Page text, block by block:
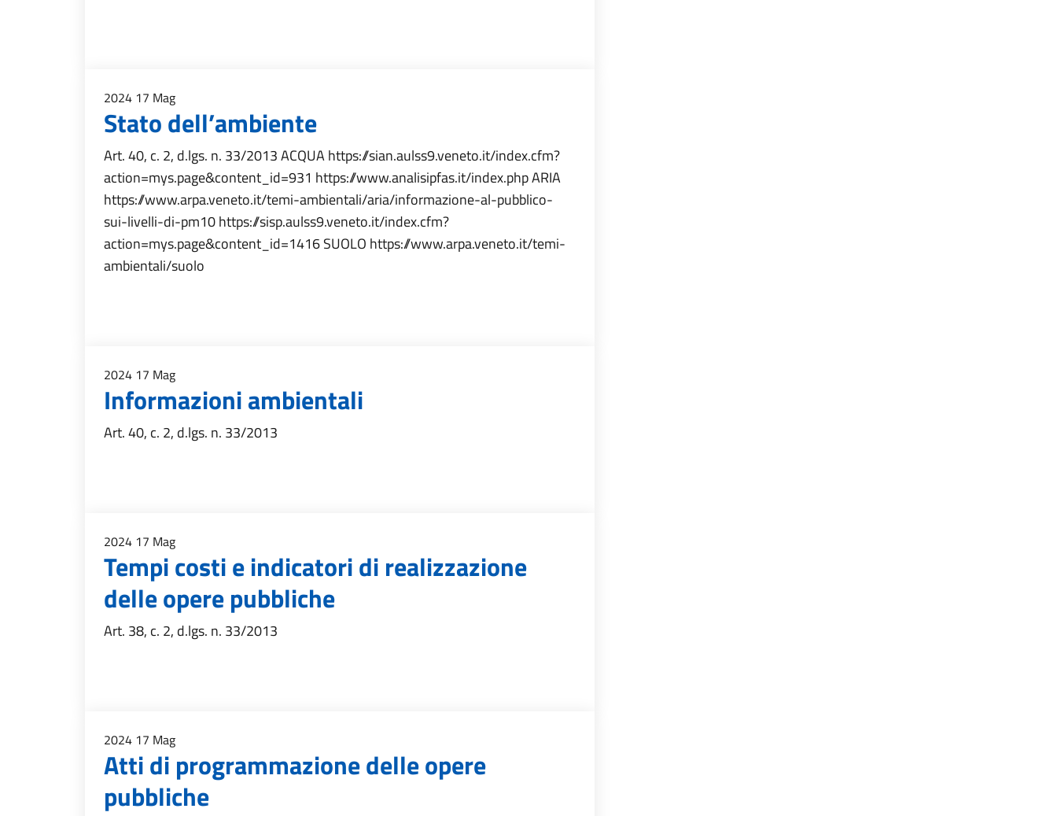
2024 17 Mag
Stato dell’ambiente
Art. 40, c. 2, d.lgs. n. 33/2013 ACQUA https://sian.aulss9.veneto.it/index.cfm?
action=mys.page&content_id=931 https://www.analisipfas.it/index.php ARIA
https://www.arpa.veneto.it/temi-ambientali/aria/informazione-al-pubblico-
sui-livelli-di-pm10 https://sisp.aulss9.veneto.it/index.cfm?
action=mys.page&content_id=1416 SUOLO https://www.arpa.veneto.it/temi-
ambientali/suolo
2024 17 Mag
Informazioni ambientali
Art. 40, c. 2, d.lgs. n. 33/2013
2024 17 Mag
Tempi costi e indicatori di realizzazione
delle opere pubbliche
Art. 38, c. 2, d.lgs. n. 33/2013
2024 17 Mag
Atti di programmazione delle opere
pubbliche